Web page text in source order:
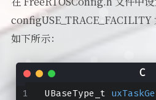
configUSE_TRACE_FACILITY
如下所示：
UBaseType_t